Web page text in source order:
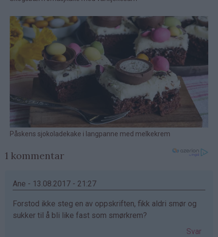
1 kommentar
Ane - 13.08.2017 - 21:27
Forstod ikke steg en av oppskriften, fikk aldri smør og
sukker til å bli like fast som smørkrem?
Svar